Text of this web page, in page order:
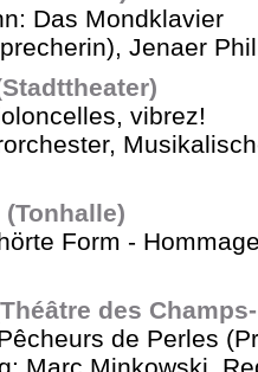
Das Mondklavier
Jenaer
vibrez!
Form -
des
de Perles